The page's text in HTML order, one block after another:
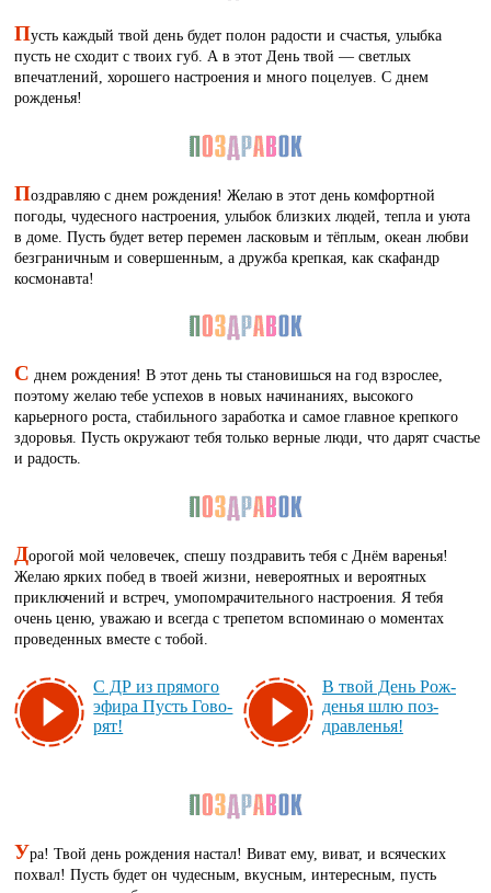
Пусть каждый твой день будет полон радости и счастья, улыбка
пусть не сходит с твоих губ. А в этот День твой — светлых
впечатлений, хорошего настроения и много поцелуев. С днем
рожденья!
Поздравляю с днем рождения! Желаю в этот день комфортной
погоды, чудесного настроения, улыбок близких людей, тепла и уюта
в доме. Пусть будет ветер перемен ласковым и тёплым, океан любви
безграничным и совершенным, а дружба крепкая, как скафандр
космонавта!
С днем рождения! В этот день ты становишься на год взрослее,
поэтому желаю тебе успехов в новых начинаниях, высокого
карьерного роста, стабильного заработка и самое главное крепкого
здоровья. Пусть окружают тебя только верные люди, что дарят счастье
и радость.
Дорогой мой человечек, спешу поздравить тебя с Днём варенья!
Желаю ярких побед в твоей жизни, невероятных и вероятных
приключений и встреч, умопомрачительного настроения. Я тебя
очень ценю, уважаю и всегда с трепетом вспоминаю о моментах
проведенных вместе с тобой.
С ДР из пря­мо­го
эфи­ра Пусть Го­во­
рят!
В твой День Рож­
денья шлю поз­
драв­ленья!
Ура! Твой день рождения настал! Виват ему, виват, и всяческих
похвал! Пусть будет он чудесным, вкусным, интересным, пусть